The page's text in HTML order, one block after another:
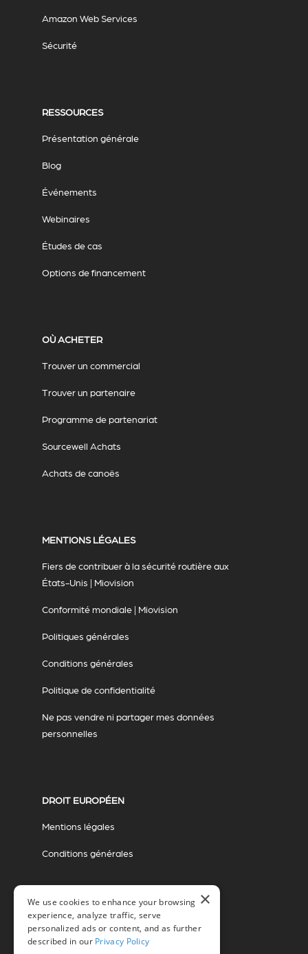
Amazon Web Services
Sécurité
RESSOURCES
Présentation générale
Blog
Événements
Webinaires
Études de cas
Options de financement
OÙ ACHETER
Trouver un commercial
Trouver un partenaire
Programme de partenariat
Sourcewell Achats
Achats de canoës
MENTIONS LÉGALES
Fiers de contribuer à la sécurité routière aux
États-Unis | Miovision
Conformité mondiale | Miovision
Politiques générales
Conditions générales
Politique de confidentialité
Ne pas vendre ni partager mes données
personnelles
DROIT EUROPÉEN
Mentions légales
Conditions générales
© 2026 Miovision Technologies Incorporated
×
We use cookies to enhance your browsing
experience, analyze traffic, serve
personalized ads or content, and as further
described in our Privacy Policy